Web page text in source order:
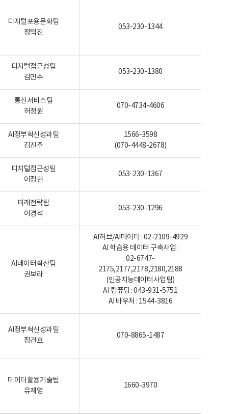
디지털포용문화팀
정택진
053-230-1344
디지털접근성팀
김민수
053-230-1380
통신서비스팀
허정원
070-4734-4606
AI정부혁신성과팀
김진주
1566-3598
(070-4448-2678)
디지털접근성팀
이정현
053-230-1367
미래전략팀
이경석
053-230-1296
AI데이터확산팀
권보라
AI허브/AI데이터 : 02-2109-4929
AI 학습용 데이터 구축사업 :
02-6747-
2175,2177,2178,2180,2188
(인공지능데이터사업팀)
AI 컴퓨팅 : 043-931-5751
AI 바우처 : 1544-3816
AI정부혁신성과팀
정건호
070-8865-1487
데이터활용기술팀
유재영
1660-3970